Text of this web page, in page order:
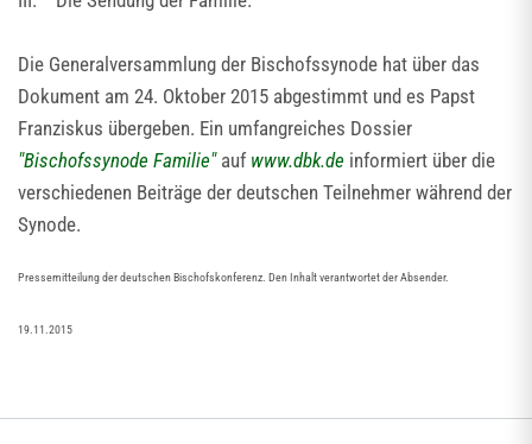
Die Generalversammlung der Bischofssynode hat über das
Dokument am 24. Oktober 2015 abgestimmt und es Papst
Franziskus übergeben. Ein umfangreiches Dossier
"Bischofssynode Familie"auf www.dbk.de informiert über die
verschiedenen Beiträge der deutschen Teilnehmer während der
Synode.
Pressemitteilung der deutschen Bischofskonferenz. Den Inhalt verantwortet der Absender.
19.11.2015